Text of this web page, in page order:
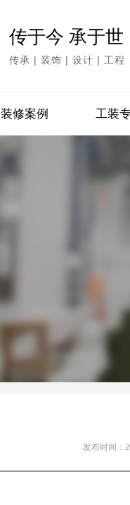
传承 | 装饰 | 设计 | 工程
传于今 承于世
装修案例 工装
发布时间：